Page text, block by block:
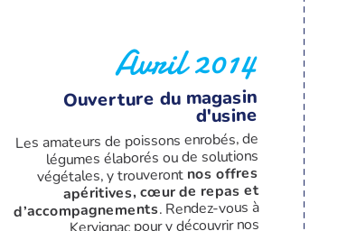
Avril 2014
Ouverture du magasin
d'usine
Les amateurs de poissons enrobés, de
légumes élaborés ou de solutions
végétales, y trouveront nos offres
apéritives, cœur de repas et
d’accompagnements. Rendez-vous à
Kervignac pour y découvrir nos